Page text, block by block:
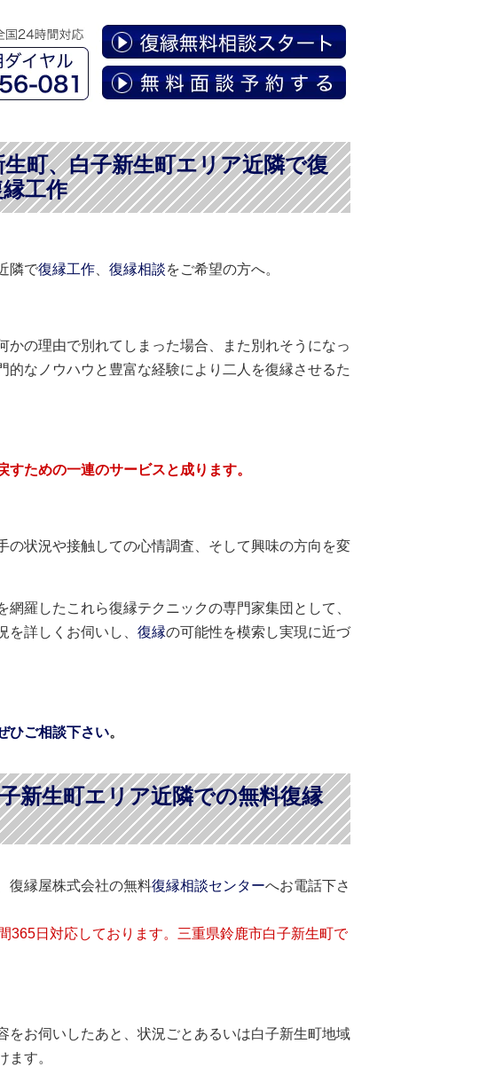
町、白子新生町エリア近隣で復
工作
隣で復縁工作 復縁相談をご希望の方へ。
かの理由で別れてしまった場合、また別れそうになっ
的なノウハウと豊富な経験により二人を復縁させるた
ための一連のサービスと成ります。
の状況や接触しての心情調査、そして興味の方向を変
羅したこれら復縁テクニックの専門家集団として、
詳しくお伺いし、 復縁の可能性を模索し実現に近づ
ひご相談下さい。
新生町エリア近隣での無料復縁
復縁屋株式会社の無料復縁相談センターへお電話下さ
日対応しております。三重県鈴鹿市白子新生町で
をお伺いしたあと、状況ごとあるいは白子新生町地域
す。